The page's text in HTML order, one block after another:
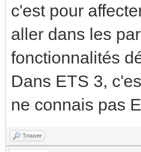
c'est pour
aller dans les
fonctionnalités
Dans ETS 3,
ne connais pas
Trouver